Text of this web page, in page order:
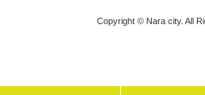
Copyright © Nara city. All